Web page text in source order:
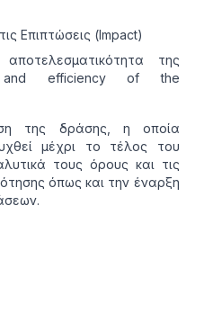
Επιπτώσεις (Impact)
της
and efficiency of the
της δράσης, η οποία
μέχρι το τέλος του
τους όρους και τις
όπως και την έναρξη